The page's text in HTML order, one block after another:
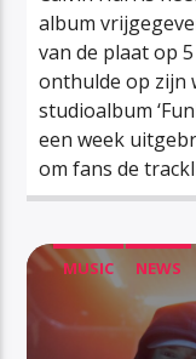
album
van de plaat op
onthulde op zijn
studioalbum
een week
om fans de
MUSIC NEWS